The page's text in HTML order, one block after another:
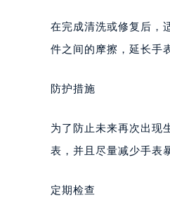
泉州
贵阳市
昆明市
在完成清洗或修复后，
件之间的摩擦，延长手
防护措施
为了防止未来再次出现
表，并且尽量减少手表
定期检查